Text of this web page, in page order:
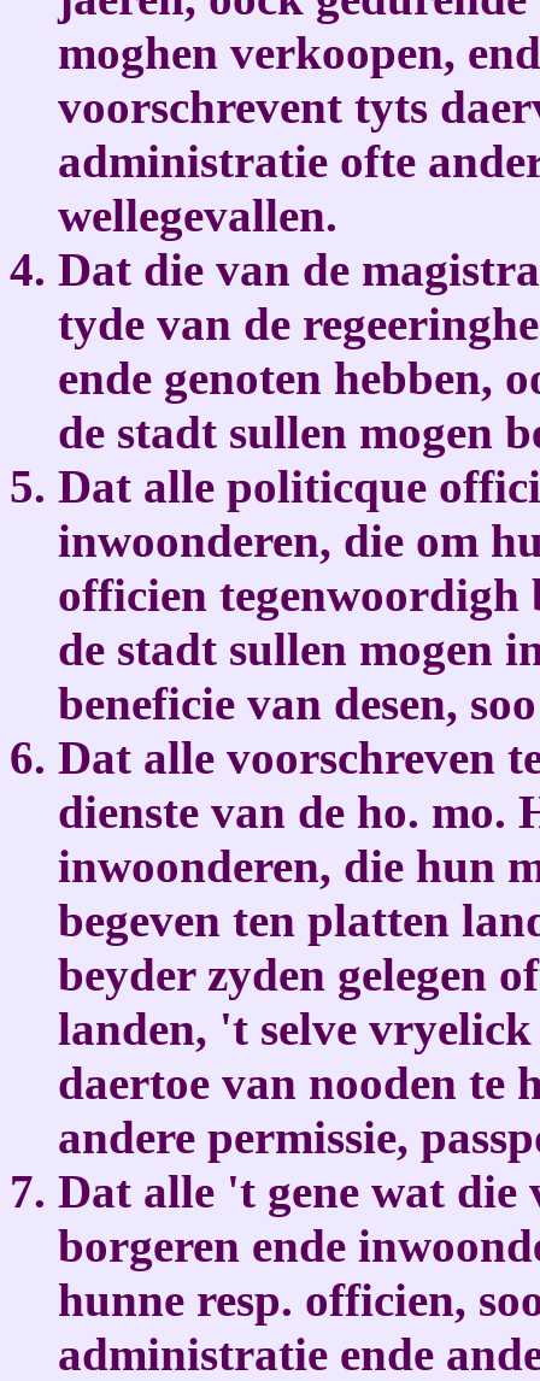
moghen verkoopen,
voorschrevent tyts
administratie ofte
wellegevallen.
Dat die van de
tyde van de
ende genoten hebben,
de stadt sullen mogen
Dat alle politicque
inwoonderen, die om
officien tegenwoordigh
de stadt sullen mogen
beneficie van desen,
Dat alle voorschreven
dienste van de ho. mo.
inwoonderen, die hun
begeven ten platten
beyder zyden gelegen
landen, 't selve
daertoe van nooden te
andere permissie,
Dat alle 't gene wat die
borgeren ende
hunne resp. officien,
administratie ende